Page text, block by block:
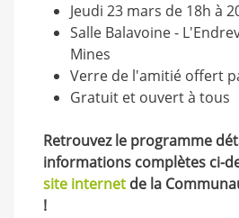
Jeudi 23 mars de 18h à
Salle Balavoine -
Mines
Verre de l'amitié offert
Gratuit et ouvert à tous
Retrouvez le programme
informations complètes ci-
site internet de la
!